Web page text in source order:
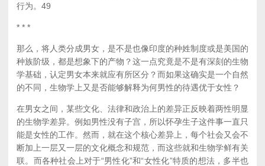
行为。 49
* * *
那么，将人类分成男女，是不是也像印度的种姓制度或是美国的
种族阶级，都是想象下的产物？这一点究竟是不是有深刻的生物
学基础，认定男女本来就应有所区分？而如果这确实是一个自然
的不同，生物学上又是否能够解释为何男性的待遇优于女性？
在男女之间，某些文化、法律和政治上的差异正反映着两性明显
的生物学差异。例如男性没有子宫，所以怀孕生子这件事一直只
能是女性的工作。然而，就在这个核心差异上，每个社会又会不
断加上一层又一层的文化概念和规范，而这些就和生物学鲜有关
联。而各种社会上对于“男性化”和“女性化”特质的想法，多半也